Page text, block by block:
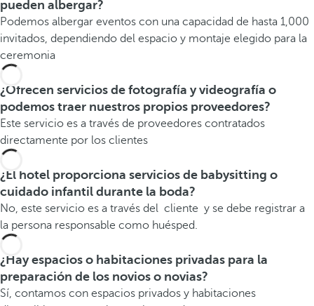
pueden albergar?
Podemos albergar eventos con una capacidad de hasta 1,000
invitados, dependiendo del espacio y montaje elegido para la
ceremonia
¿Ofrecen servicios de fotografía y videografía o
podemos traer nuestros propios proveedores?
Este servicio es a través de proveedores contratados
directamente por los clientes
¿El hotel proporciona servicios de babysitting o
cuidado infantil durante la boda?
No, este servicio es a través del cliente y se debe registrar a
la persona responsable como huésped.
¿Hay espacios o habitaciones privadas para la
preparación de los novios o novias?
Sí, contamos con espacios privados y habitaciones